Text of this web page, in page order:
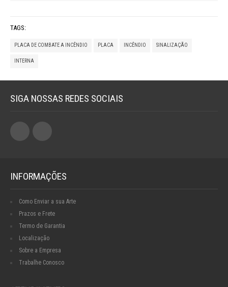
TAGS:
PLACA DE COMBATE A INCÊNDIO PLACA INCÊNDIO SINALIZAÇÃO
INTERNA
SIGA NOSSAS REDES SOCIAIS
INFORMAÇÕES
Como Enviar a sua Arte
Prazos e Frete
Termo de Garantia
Localização
Sobre a Empresa
Trabalhe Conosco